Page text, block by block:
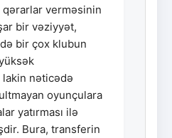
qərarlar verməsinin
bir vəziyyət,
bir çox klubun
nəticədə
oyunçulara
yatırması ilə
Bura, transferin